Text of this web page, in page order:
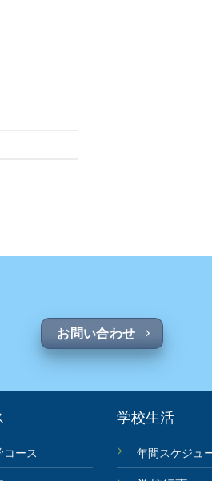
お問い合わせ
コース
学校生活
年間スケジュ